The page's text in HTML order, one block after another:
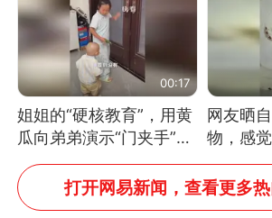
00:17
姐姐的“硬核教育”，用黄
瓜向弟弟演示“门夹手”，
网友：果然言传不如身
教！
网友晒
物，感
些不一样
打开网易新闻，查看更多